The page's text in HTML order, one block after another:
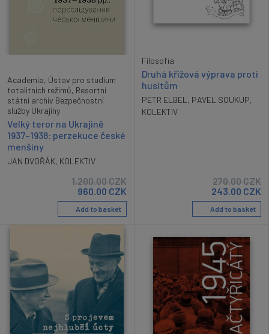
Academia, Ústav pro studium
totalitních režimů, Resortní
státní archiv Bezpečnostní
služby Ukrajiny
Velký teror na Ukrajině
1937–1938: perzekuce české
menšiny
JAN DVOŘÁK, KOLEKTIV
1,200.00CZK
960.00 CZK
Add to basket
Filosofia
Druhá křížová výprava proti
husitům
PETR ELBEL , PAVEL SOUKUP,
KOLEKTIV
270.00CZK
243.00 CZK
Add to basket